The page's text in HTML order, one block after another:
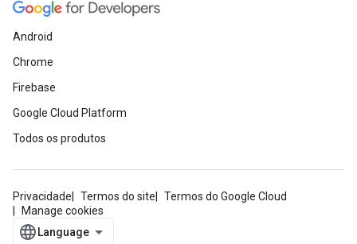
Android
Chrome
Firebase
Google Cloud Platform
Todos os produtos
Privacidade Termos do site
Termos do Google Cloud
Manage cookies